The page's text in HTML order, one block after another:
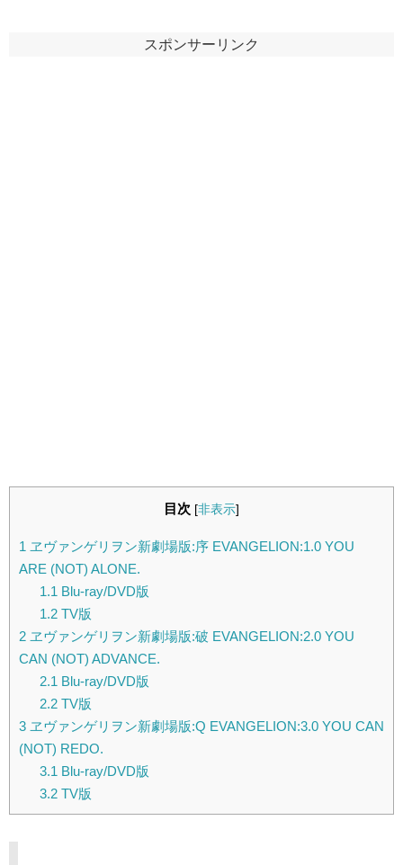
スポンサーリンク
目次 [非表示]
1 ヱヴァンゲリヲン新劇場版:序 EVANGELION:1.0 YOU
ARE (NOT) ALONE.
1.1Blu-ray/DVD版
1.2TV版
2 ヱヴァンゲリヲン新劇場版:破 EVANGELION:2.0 YOU
CAN (NOT) ADVANCE.
2.1Blu-ray/DVD版
2.2TV版
3 ヱヴァンゲリヲン新劇場版:Q EVANGELION:3.0 YOU CAN
(NOT) REDO.
3.1Blu-ray/DVD版
3.2TV版